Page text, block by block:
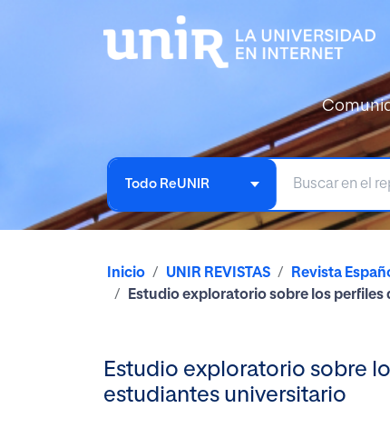
Todo ReUNIR
Inicio UNIR REVISTAS Revista
Estudio exploratorio sobre los
Estudio exploratorio sobre
estudiantes universitario